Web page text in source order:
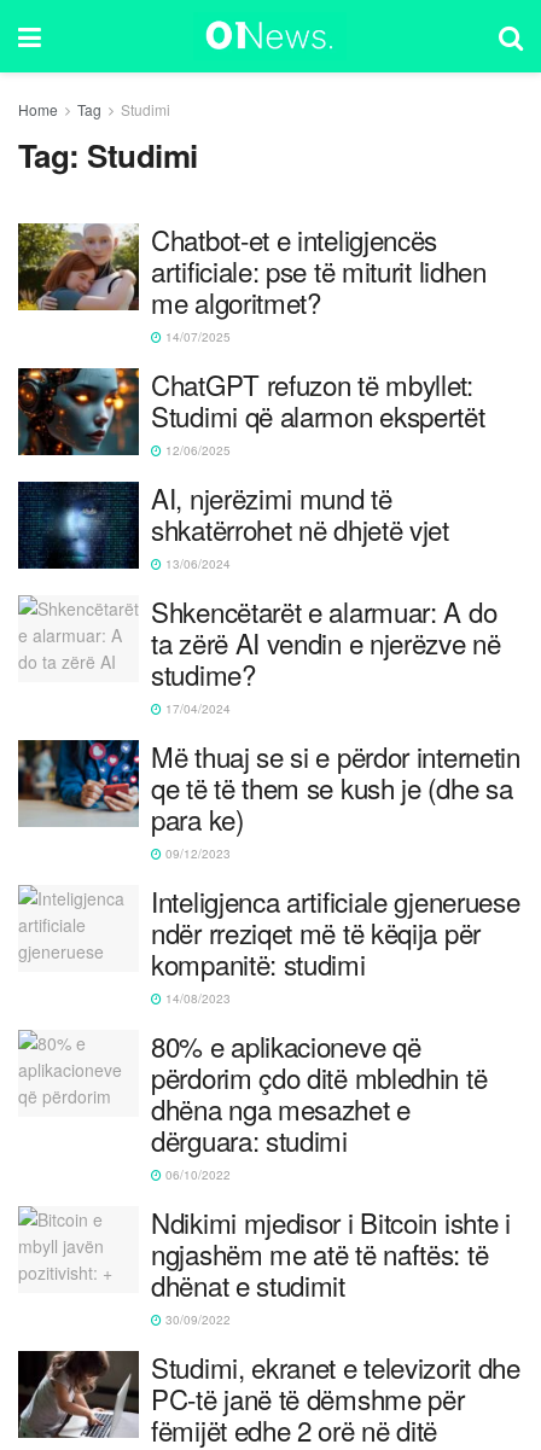
Home Tag Studimi
Tag: Studimi
Chatbot-et e inteligjencës
artificiale: pse të miturit lidhen
me algoritmet?
14/07/2025
ChatGPT refuzon të mbyllet:
Studimi që alarmon ekspertët
12/06/2025
AI, njerëzimi mund të
shkatërrohet në dhjetë vjet
13/06/2024
Shkencëtarët e alarmuar: A do
ta zërë AI vendin e njerëzve në
studime?
17/04/2024
Më thuaj se si e përdor internetin
qe të të them se kush je (dhe sa
para ke)
09/12/2023
Inteligjenca artificiale gjeneruese
ndër rreziqet më të këqija për
kompanitë: studimi
14/08/2023
80% e aplikacioneve që
përdorim çdo ditë mbledhin të
dhëna nga mesazhet e
dërguara: studimi
06/10/2022
Ndikimi mjedisor i Bitcoin ishte i
ngjashëm me atë të naftës: të
dhënat e studimit
30/09/2022
Studimi, ekranet e televizorit dhe
PC-të janë të dëmshme për
fëmijët edhe 2 orë në ditë